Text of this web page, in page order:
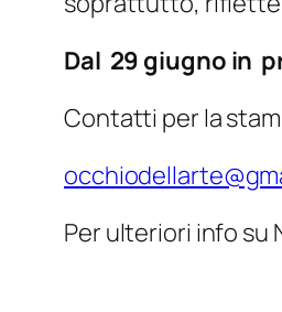
Dal 29 giugno in
Contatti per la
Per ulteriori info su